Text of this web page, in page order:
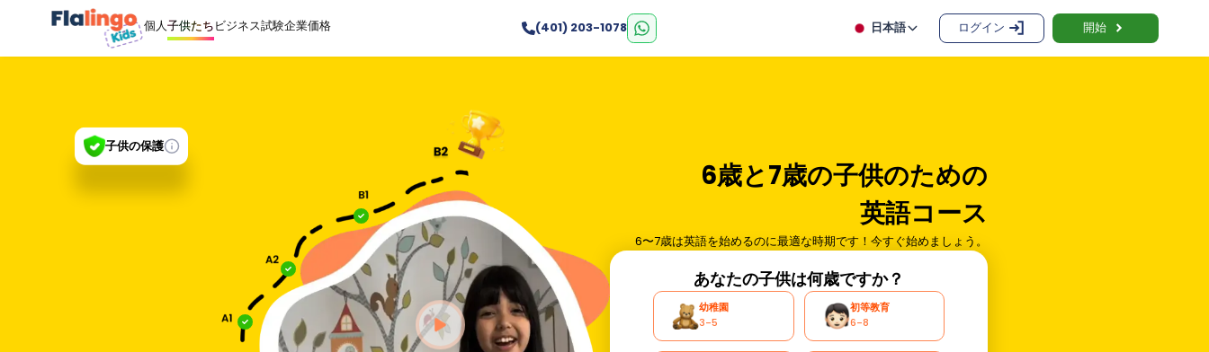
個人子供たちビジネス試験企業価格 (401) 203-1078 日本語 ログイン 開始
子供の保護
6歳と7歳の子供のための
英語コース
6〜7歳は英語を始めるのに最適な時期です！今すぐ始めましょう。
あなたの子供は何歳ですか？
幼稚園
3-5
初等教育
6-8